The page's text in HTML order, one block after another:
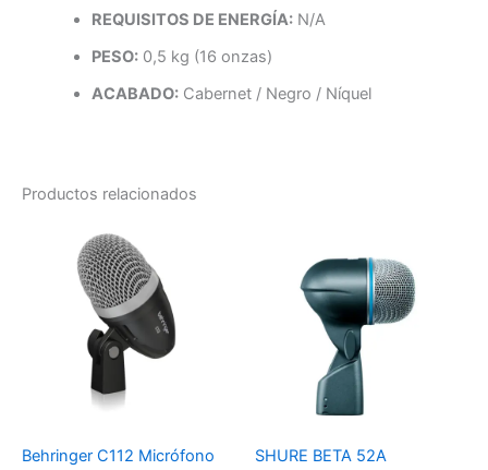
REQUISITOS DE ENERGÍA:N/A
PESO:0,5 kg (16 onzas)
ACABADO:Cabernet / Negro / Níquel
Productos relacionados
Behringer C112 Micrófono
SHURE BETA 52A